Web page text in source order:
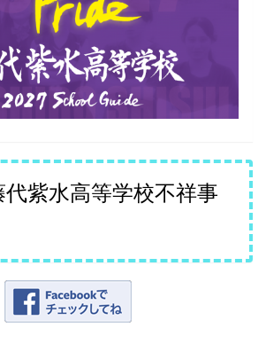
紫水高等学校不祥事